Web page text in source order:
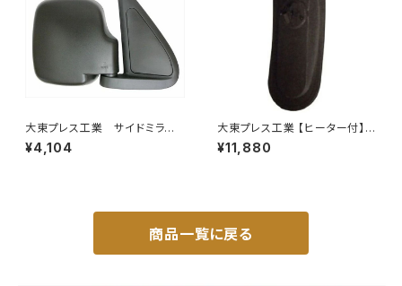
大東プレス工業 サイドミラー/
バックミラダイハツ ハイゼッ
ト 右 99年～ DI-646
¥4,104
大東プレス工業 【ヒーター付】サ
イドミラー/バックミラー H40
0 ヒーター DI-8Z
¥11,880
商品一覧に戻る